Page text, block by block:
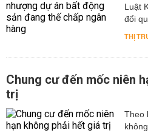
Luật
đổi
THỊ
Chung cư đến mốc niên
trị
Theo